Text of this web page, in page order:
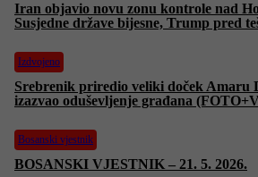
Iran objavio novu zonu kontrole nad
Susjedne države bijesne, Trump pred
Izdvojeno
Srebrenik priredio veliki doček Amaru
izazvao oduševljenje građana
Bosanski vjestnik
BOSANSKI VJESTNIK – 21. 5. 2026.